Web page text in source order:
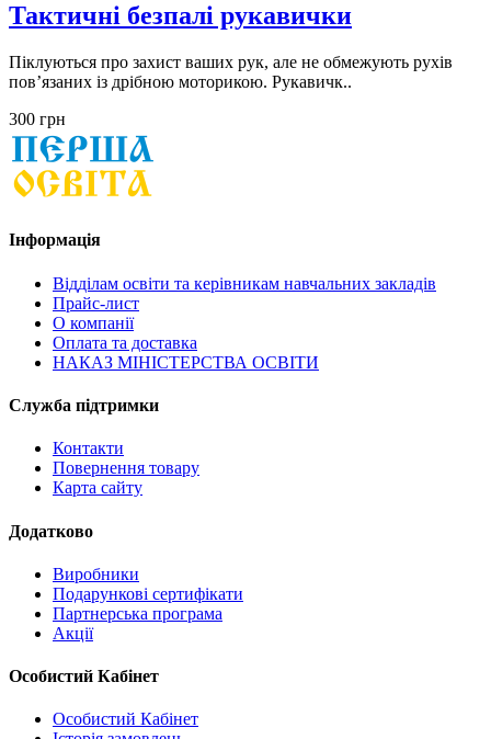
Тактичні безпалі рукавички
Піклуються про захист ваших рук, але не обмежують рухів
пов’язаних із дрібною моторикою. Рукавичк..
300 грн
Інформація
Відділам освіти та керівникам навчальних закладів
Прайс-лист
О компанії
Оплата та доставка
НАКАЗ МІНІСТЕРСТВА ОСВІТИ
Служба підтримки
Контакти
Повернення товару
Карта сайту
Додатково
Виробники
Подарункові сертифікати
Партнерська програма
Акції
Особистий Кабінет
Особистий Кабінет